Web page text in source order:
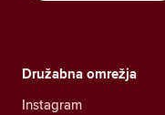
Družabna omrežja
Instagram